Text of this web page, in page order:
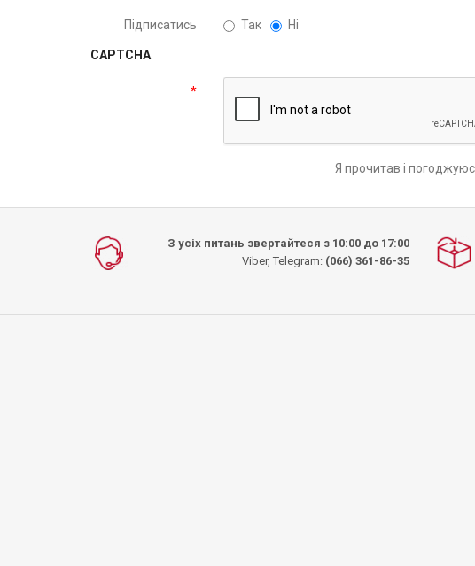
Підписатись Так Ні
CAPTCHA
Я прочитав і
З усіх питань звертайтеся з 10:00 до 17:00
Viber, Telegram: (066) 361-86-35